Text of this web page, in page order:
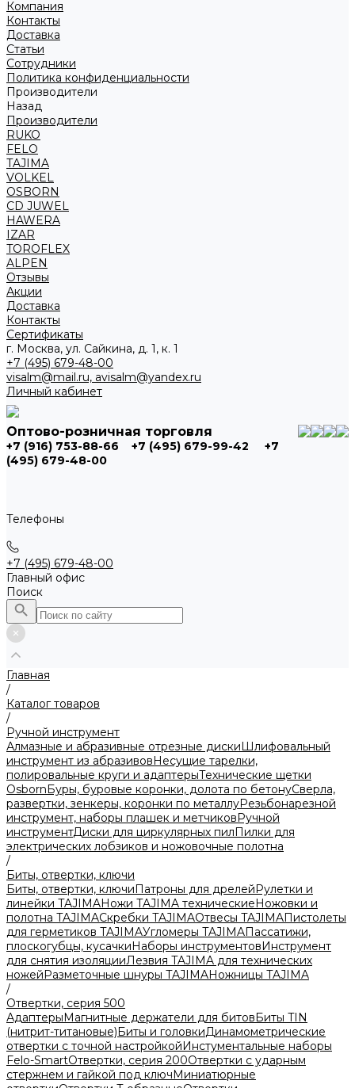
Компания
Контакты
Доставка
Статьи
Сотрудники
Политика конфиденциальности
Производители
Назад
Производители
RUKO
FELO
TAJIMA
VOLKEL
OSBORN
CD JUWEL
HAWERA
IZAR
TOROFLEX
ALPEN
Отзывы
Акции
Доставка
Контакты
Сертификаты
г. Москва, ул. Сайкина, д. 1, к. 1
+7 (495) 679-48-00
visalm@mail.ru, avisalm@yandex.ru
Личный кабинет
Оптово-розничная торговля
+7 (916) 753-88-66 +7 (495) 679-99-42
+7
(495) 679-48-00
Телефоны
+7 (495) 679-48-00
Главный офис
Поиск
Главная
/
Каталог товаров
/
Ручной инструмент
Алмазные и абразивные отрезные дискиШлифовальный
инструмент из абразивовНесущие тарелки,
полировальные круги и адаптерыТехнические щетки
OsbornБуры, буровые коронки, долота по бетонуСверла,
развертки, зенкеры, коронки по металлуРезьбонарезной
инструмент, наборы плашек и метчиковРучной
инструментДиски для циркулярных пилПилки для
электрических лобзиков и ножовочные полотна
/
Биты, отвертки, ключи
Биты, отвертки, ключиПатроны для дрелейРулетки и
линейки TAJIMAНожи TAJIMA техническиеНожовки и
полотна TAJIMAСкребки TAJIMAОтвесы TAJIMAПистолеты
для герметиков TAJIMAУгломеры TAJIMAПассатижи,
плоскогубцы, кусачкиНаборы инструментовИнструмент
для снятия изоляцииЛезвия TAJIMA для технических
ножейРазметочные шнуры TAJIMAНожницы TAJIMA
/
Отвертки, серия 500
АдаптерыМагнитные держатели для битовБиты TIN
(нитрит-титановые)Биты и головкиДинамометрические
отвертки с точной настройкойИнстументальные наборы
Felo-SmartОтвертки, серия 200Отвертки с ударным
стержнем и гайкой под ключМиниатюрные